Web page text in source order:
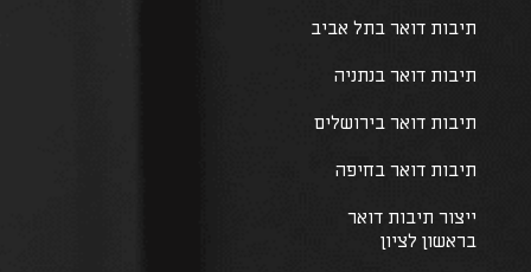
תיבות דואר בתל אביב
תיבות דואר בנתניה
תיבות דואר בירושלים
תיבות דואר בחיפה
ייצור תיבות דואר
בראשון לציון